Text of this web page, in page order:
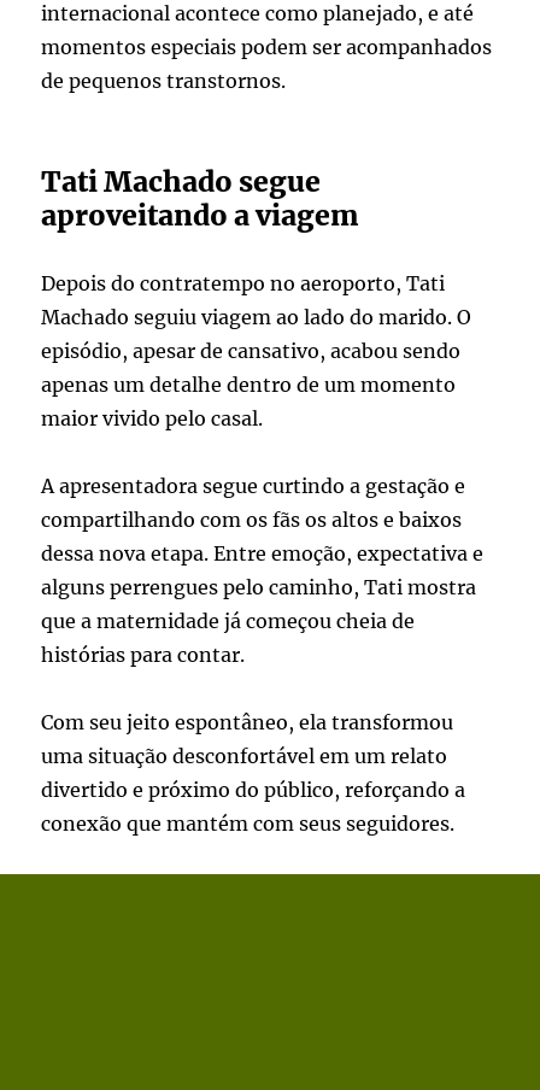
internacional acontece como planejado, e até
momentos especiais podem ser acompanhados
de pequenos transtornos.
Tati Machado segue
aproveitando a viagem
Depois do contratempo no aeroporto, Tati
Machado seguiu viagem ao lado do marido. O
episódio, apesar de cansativo, acabou sendo
apenas um detalhe dentro de um momento
maior vivido pelo casal.
A apresentadora segue curtindo a gestação e
compartilhando com os fãs os altos e baixos
dessa nova etapa. Entre emoção, expectativa e
alguns perrengues pelo caminho, Tati mostra
que a maternidade já começou cheia de
histórias para contar.
Com seu jeito espontâneo, ela transformou
uma situação desconfortável em um relato
divertido e próximo do público, reforçando a
conexão que mantém com seus seguidores.